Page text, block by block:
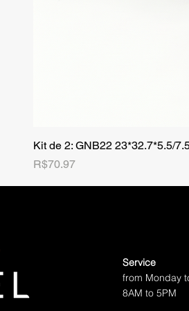
Kit de 2: GNB22 23*32.7*5.5/
Price
R$70.97
Service
from Monday
8AM to 5PM